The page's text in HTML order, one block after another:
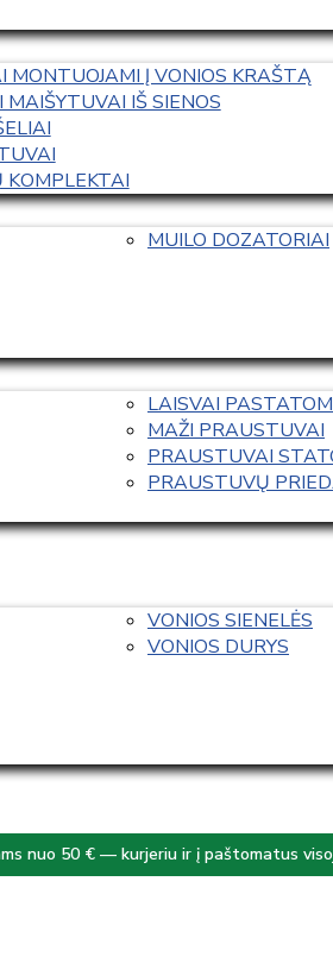
MONTUOJAMI Į VONIOS KRAŠTĄ
MAIŠYTUVAI IŠ SIENOS
MUILO DOZATORIAI
LAISVAI
MAŽI PRAUSTUVAI
PRAUSTUVAI
PRAUSTUVŲ
VONIOS SIENELĖS
VONIOS DURYS
nuo 50 € — kurjeriu ir į paštomatus